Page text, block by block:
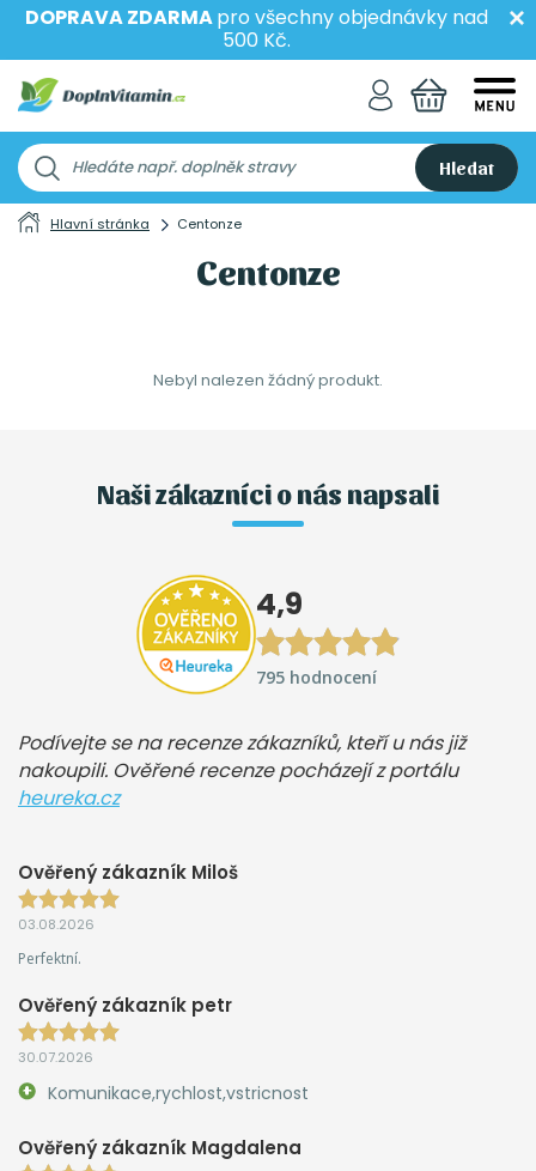
DOPRAVA ZDARMApro všechny objednávky nad
500 Kč.
Hledat
Hlavní stránka Centonze
Centonze
Nebyl nalezen žádný produkt.
Naši zákazníci o nás napsali
4,9
795 hodnocení
Podívejte se na recenze zákazníků, kteří u nás již
nakoupili. Ověřené recenze pocházejí z portálu
heureka.cz
Ověřený zákazník Miloš
03.08.2026
Perfektní.
Ověřený zákazník petr
30.07.2026
Komunikace,rychlost,vstricnost
Ověřený zákazník Magdalena